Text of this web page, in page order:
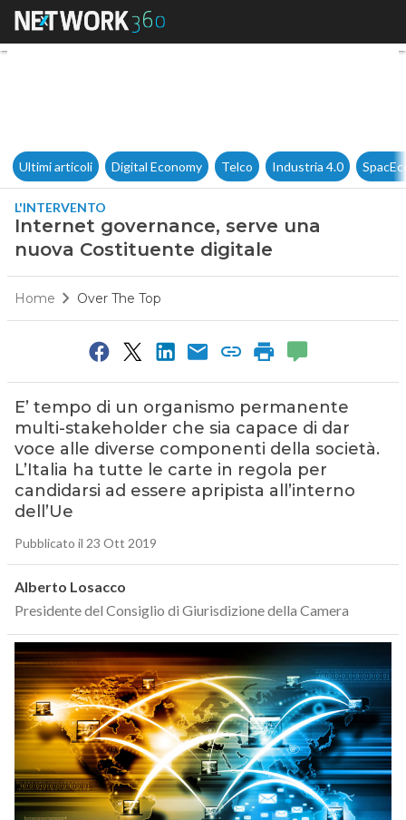
Internet governance, serve
Ultimi articoli Digital Economy Telco Industria 4.0
L'INTERVENTO
Internet governance, serve una
nuova Costituente digitale
Home Over The Top
E’ tempo di un organismo permanente
multi-stakeholder che sia capace di dar
voce alle diverse componenti della società.
L’Italia ha tutte le carte in regola per
candidarsi ad essere apripista all’interno
dell’Ue
Pubblicato il 23 Ott 2019
Alberto Losacco
Presidente del Consiglio di Giurisdizione della Camera